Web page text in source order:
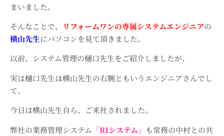
まいました。
そんなことで、
リフォームワンの専属システムエンジニアの
横山先生にパソコンを見て頂きました。
以前、システム管理の樋口先生をご紹介しましたが、
実は樋口先生は横山先生の右腕ともいうエンジニアさんでし
て、
今日は横山先生自ら、ご来社されました。
弊社の業務管理システム 「R1システム」 も常務の中村との共